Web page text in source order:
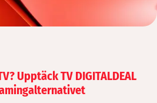
Upptäck TV DIGITALDEAL